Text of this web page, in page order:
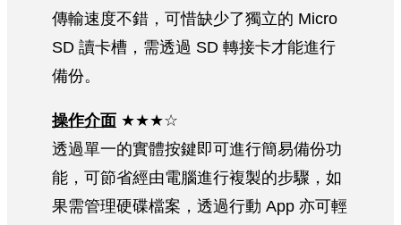
傳輸速度不錯，可惜缺少了獨立的 Micro
SD 讀卡槽，需透過 SD 轉接卡才能進行
備份。
操作介面 ★★★☆
透過單一的實體按鍵即可進行簡易備份功
能，可節省經由電腦進行複製的步驟，如
果需管理硬碟檔案，透過行動 App 亦可輕